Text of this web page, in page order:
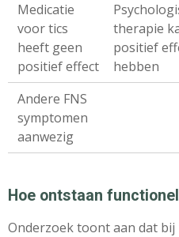
Medicatie
voor tics
heeft geen
positief effect
therapie
positief
hebben
Andere FNS
symptomen
aanwezig
Hoe ontstaan
Onderzoek toont aan dat